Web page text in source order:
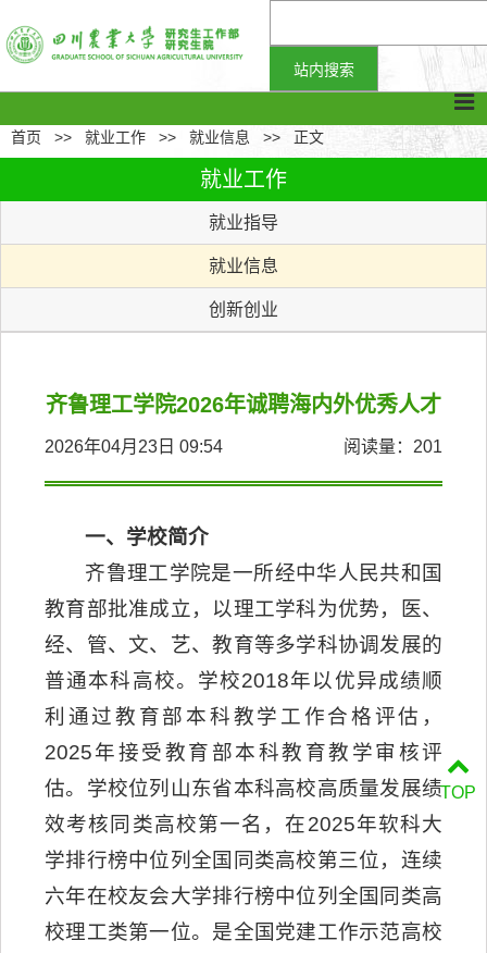
首页 >> 就业工作 >> 就业信息 >> 正文
就业工作
就业指导
就业信息
创新创业
齐鲁理工学院2026年诚聘海内外优秀人才
2026年04月23日 09:54 阅读量： 201
一、学校简介
齐鲁理工学院是一所经中华人民共和国
教育部批准成立，以理工学科为优势，医、
经、管、文、艺、教育等多学科协调发展的
普通本科高校。学校2018年以优异成绩顺
利通过教育部本科教学工作合格评估，
2025年接受教育部本科教育教学审核评
估。学校位列山东省本科高校高质量发展绩
效考核同类高校第一名，在2025年软科大
学排行榜中位列全国同类高校第三位，连续
六年在校友会大学排行榜中位列全国同类高
校理工类第一位。是全国党建工作示范高校
TOP